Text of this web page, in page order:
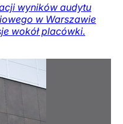
wyników audytu
w Warszawie
wokół placówki.